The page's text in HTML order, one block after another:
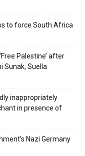
to force South Africa
Palestine’ after
Sunak, Suella
inappropriately
in presence of
Nazi Germany